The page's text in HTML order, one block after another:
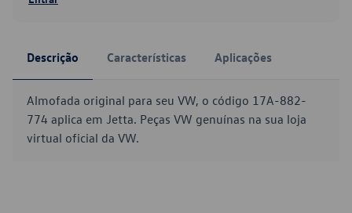
Descrição Características Aplicações
Almofada original para seu VW, o código 17A-882-
774 aplica em Jetta. Peças VW genuínas na sua loja
virtual oficial da VW.